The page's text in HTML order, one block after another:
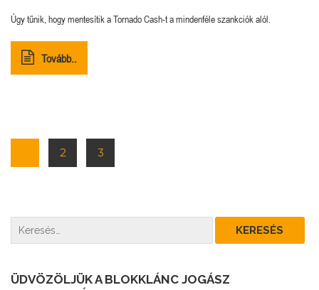
Úgy tűnik, hogy mentesítik a Tornado Cash-t a mindenféle szankciók alól.
Tovább..
2 3
ÜDVÖZÖLJÜK A BLOKKLÁNC JOGÁSZ